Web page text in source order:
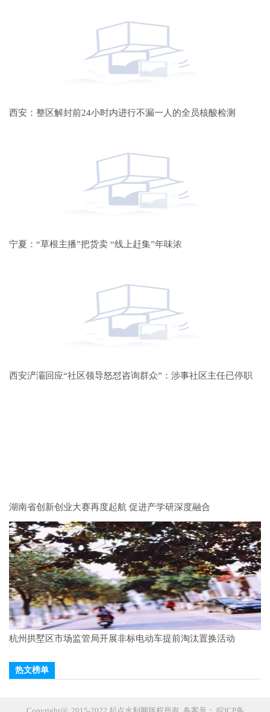
西安：整区解封前24小时内进行不漏一人的全员核酸检测
宁夏：“草根主播”把货卖 “线上赶集”年味浓
西安浐灞回应“社区领导怒怼咨询群众”：涉事社区主任已停职
湖南省创新创业大赛再度起航 促进产学研深度融合
杭州拱墅区市场监管局开展非标电动车提前淘汰置换活动
热文榜单